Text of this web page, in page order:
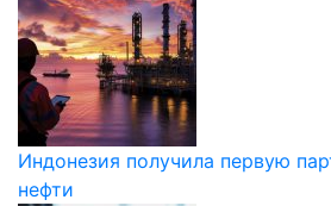
Индонезия получила первую
нефти